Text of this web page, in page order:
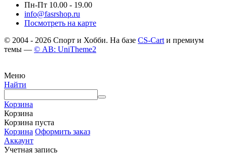
Пн-Пт 10.00 - 19.00
info@fasrshop.ru
Посмотреть на карте
© 2004 - 2026 Спорт и Хобби. На базе CS-Cart и премиум
темы — © AB: UniTheme2
Меню
Найти
Корзина
Корзина
Корзина пуста
Корзина Оформить заказ
Аккаунт
Учетная запись